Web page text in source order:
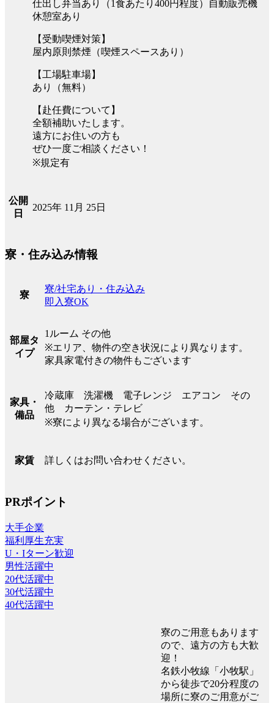
仕出し弁当あり（1食あたり400円程度）自動販売機
休憩室あり
【受動喫煙対策】
屋内原則禁煙（喫煙スペースあり）
【工場駐車場】
あり（無料）
【赴任費について】
全額補助いたします。
遠方にお住いの方も
ぜひ一度ご相談ください！
※規定有
公開
日
2025年 11月 25日
寮・住み込み情報
寮
寮/社宅あり・住み込み
即入寮OK
部屋タ
イプ
1ルーム その他
※エリア、物件の空き状況により異なります。
家具家電付きの物件もございます
家具・
備品
冷蔵庫 洗濯機 電子レンジ エアコン その
他 カーテン・テレビ
※寮により異なる場合がございます。
家賃 詳しくはお問い合わせください。
PRポイント
大手企業
福利厚生充実
U・Iターン歓迎
男性活躍中
20代活躍中
30代活躍中
40代活躍中
寮のご用意もあります
ので、遠方の方も大歓
迎！
名鉄小牧線「小牧駅」
から徒歩で20分程度の
場所に寮のご用意がご